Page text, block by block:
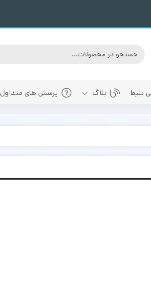
بلیط کنسرت های پیش رو سایر شهرها
بلیط بلاگ
رضا صادقی
پرسش های متداول